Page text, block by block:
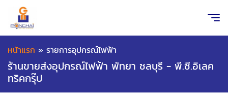
หน้าแรก » รายการอุปกรณ์ไฟฟ้า
ร้านขายส่งอุปกรณ์ไฟฟ้า พัทยา ชลบุรี - พี.ซี.อิเลค
ทริคกรุ๊ป